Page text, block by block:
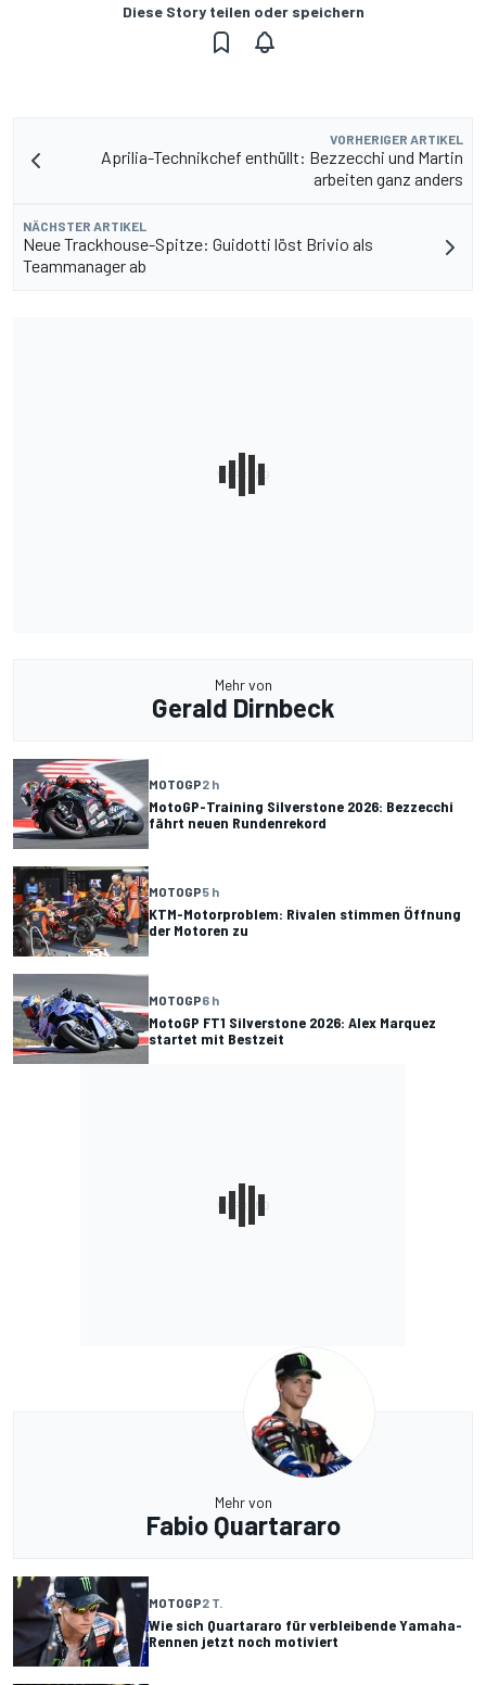
Diese Story teilen oder speichern
VORHERIGER ARTIKEL
Aprilia-Technikchef enthüllt: Bezzecchi und Martin
arbeiten ganz anders
NÄCHSTER ARTIKEL
Neue Trackhouse-Spitze: Guidotti löst Brivio als
Teammanager ab
Mehr von
Gerald Dirnbeck
MOTOGP2 h
MotoGP-Training Silverstone 2026: Bezzecchi
fährt neuen Rundenrekord
MOTOGP5 h
KTM-Motorproblem: Rivalen stimmen Öffnung
der Motoren zu
MOTOGP6 h
MotoGP FT1 Silverstone 2026: Alex Marquez
startet mit Bestzeit
Mehr von
Fabio Quartararo
MOTOGP2 T.
Wie sich Quartararo für verbleibende Yamaha-
Rennen jetzt noch motiviert